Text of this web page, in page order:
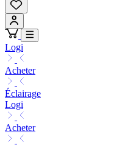
Logi
Acheter
Éclairage
Logi
Acheter